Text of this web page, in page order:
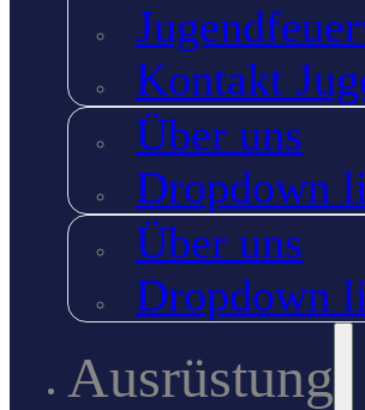
Kontakt
Über uns
Dropdown
Über uns
Dropdown
Ausrüstung